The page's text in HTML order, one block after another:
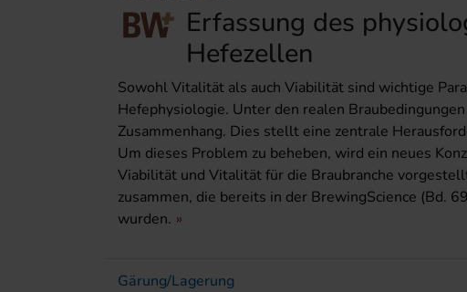
Erfassung des
Hefezellen
Sowohl Vitalität als auch Viabilität sind wichtige
Hefephysiologie. Unter den realen
Zusammenhang. Dies stellt eine zentrale
Um dieses Problem zu beheben, wird ein neues
Viabilität und Vitalität für die Braubranche
zusammen, die bereits in der BrewingScience (Bd.
wurden.
Gärung/Lagerung